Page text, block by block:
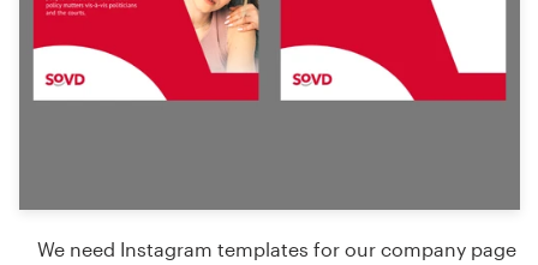
We need Instagram templates for our company page